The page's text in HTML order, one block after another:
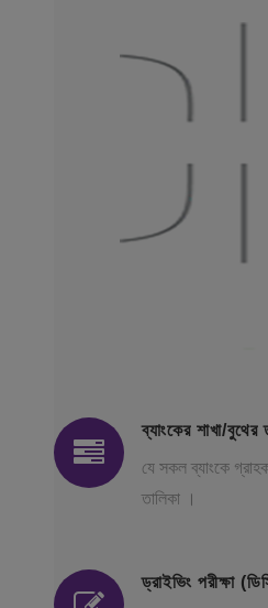
ব্যাংকের শাখা/বুথের
যে সকল ব্যাংকে
তালিকা ।
ড্রাইভিং পরীক্ষা